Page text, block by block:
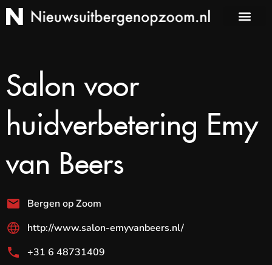
Salon voor
huidverbetering Emy
van Beers
Bergen op Zoom
http://www.salon-emyvanbeers.nl/
+31 6 48731409